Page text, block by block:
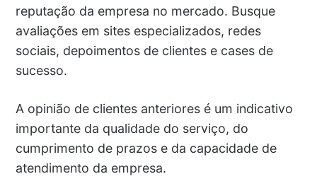
reputação da empresa no mercado. Busque
avaliações em sites especializados, redes
sociais, depoimentos de clientes e cases de
sucesso.
A opinião de clientes anteriores é um indicativo
importante da qualidade do serviço, do
cumprimento de prazos e da capacidade de
atendimento da empresa.